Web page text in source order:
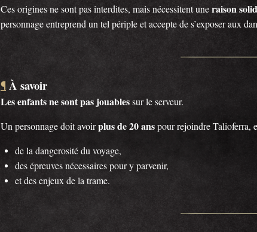
Ces origines ne sont pas interdites, mais nécessitent uneraison
personnage entreprend un tel périple et accepte de s’exposer aux
¶ À savoir
Les enfants ne sont pas jouablessur le serveur.
Un personnage doit avoirplus de 20 anspour rejoindre Talioferra,
de la dangerosité du voyage,
des épreuves nécessaires pour y parvenir,
et des enjeux de la trame.